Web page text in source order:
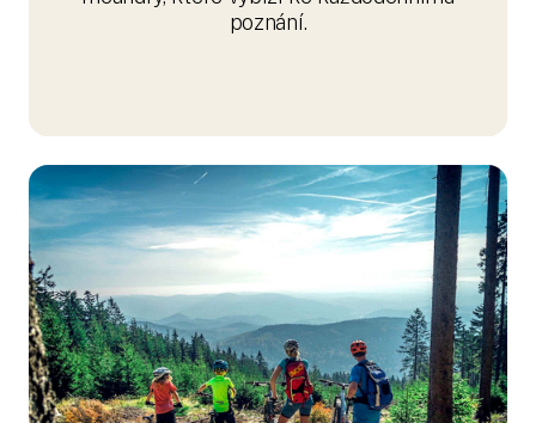
poznání.